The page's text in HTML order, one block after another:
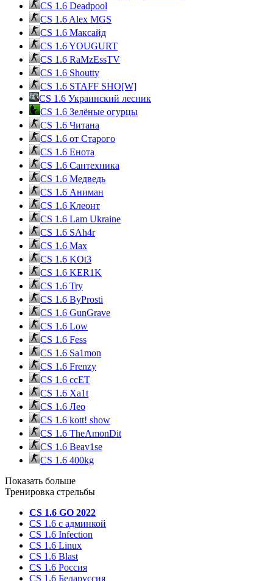
CS 1.6 Deadpool
CS 1.6 Alex MGS
CS 1.6 Максайд
CS 1.6 YOUGURT
CS 1.6 RaMzEssTV
CS 1.6 Shoutty
CS 1.6 STAFF SHO[W]
CS 1.6 Украинский лесник
CS 1.6 Зелёные огурцы
CS 1.6 Читана
CS 1.6 от Cтарого
CS 1.6 Енота
CS 1.6 Сантехника
CS 1.6 Медведь
CS 1.6 Аниман
CS 1.6 Клеонт
CS 1.6 Lam Ukraine
CS 1.6 SAh4r
CS 1.6 Max
CS 1.6 KOt3
CS 1.6 KER1K
CS 1.6 Try
CS 1.6 ByProsti
CS 1.6 GunGrave
CS 1.6 Low
CS 1.6 Fess
CS 1.6 Sa1mon
CS 1.6 Frenzy
CS 1.6 ccET
CS 1.6 Xa1t
CS 1.6 Лео
CS 1.6 kott! show
CS 1.6 TheAmonDit
CS 1.6 Beav1se
CS 1.6 400kg
Показать больше
Тренировка стрельбы
CS 1.6 GO 2022
CS 1.6 с админкой
CS 1.6 Infection
CS 1.6 Linux
CS 1.6 Blast
CS 1.6 Россия
CS 1.6 Беларуссия